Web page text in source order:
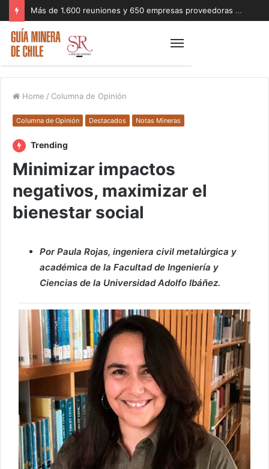
Más de 1.600 reuniones y 650 empresas proveedoras marcaron exitosa rueda de negocios del Mes de la Minería 2026
Home / Columna de Opinión
Columna de Opinión Destacados Notas Mineras
Trending
Minimizar impactos
negativos, maximizar el
bienestar social
Por Paula Rojas, ingeniera civil metalúrgica y
académica de la Facultad de Ingeniería y
Ciencias de la Universidad Adolfo Ibáñez.